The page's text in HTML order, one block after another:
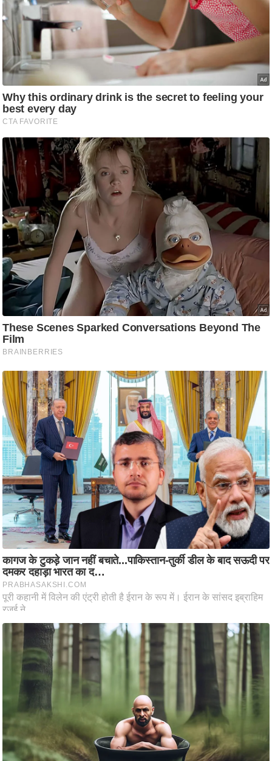
g
e
w
s
ला
इ
फ
स्टा
इ
ल
टे
क्नॉ
लॉ
जी
ब्यू
टी
/
फै
श
न
घ
लू
नु
स्खे
प
र्य
ट
न
स्थ
ल
फि
ट
ने
स
मं
त्रा
रि
रा
ज
नी